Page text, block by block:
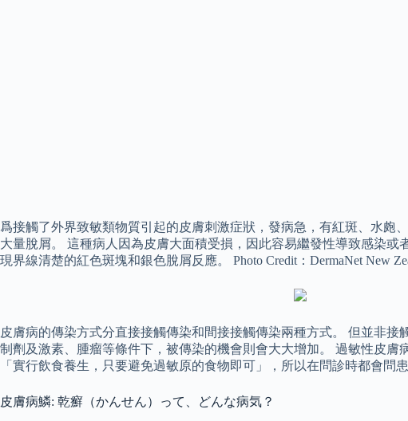
爲接觸了外界致敏類物質引起的皮膚刺激症狀，發病急，有紅斑、水皰
大量脫屑。 這種病人因為皮膚大面積受損，因此容易繼發性導致感染
現界線清楚的紅色斑塊和銀色脫屑反應。 Photo Credit：DermaNet New
皮膚病的傳染方式分直接接觸傳染和間接接觸傳染兩種方式。 但並非
制劑及激素、腫瘤等條件下，被傳染的機會則會大大增加。 過敏性皮
「實行飲食養生，只要避免過敏原的食物即可」，所以在問診時都會問
皮膚病鱗: 乾癬（かんせん）って、どんな病気？